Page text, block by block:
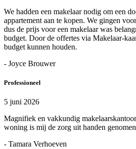
We hadden een makelaar nodig om een
appartement aan te kopen. We gingen
dus de prijs voor een makelaar was
budget. Door de offertes via Makelaar-
budget kunnen houden.
- Joyce Brouwer
Professioneel
5 juni 2026
Magnifiek en vakkundig
woning is mij de zorg uit handen
- Tamara Verhoeven